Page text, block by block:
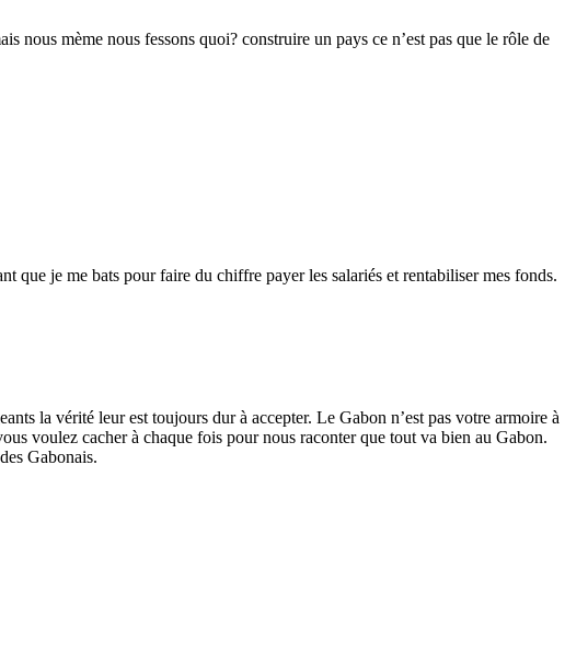
nous mème nous fessons quoi? construire un pays ce n’est pas que le rôle de
que je me bats pour faire du chiffre payer les salariés et rentabiliser mes fonds.
la vérité leur est toujours dur à accepter. Le Gabon n’est pas votre armoire à
voulez cacher à chaque fois pour nous raconter que tout va bien au Gabon.
Gabonais.